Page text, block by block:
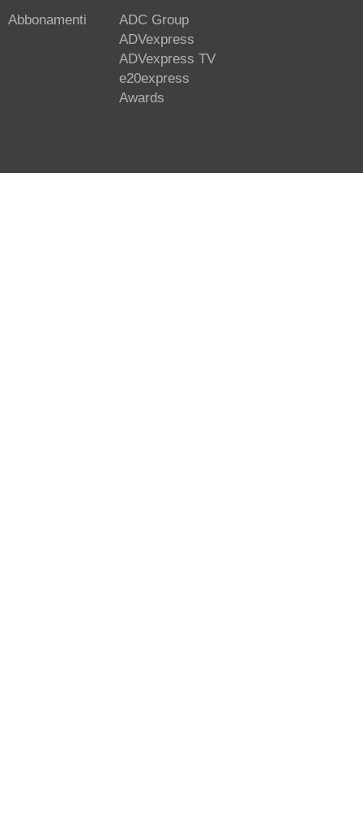
Abbonamenti
ADC Group
ADVexpress
ADVexpress TV
e20express
Awards